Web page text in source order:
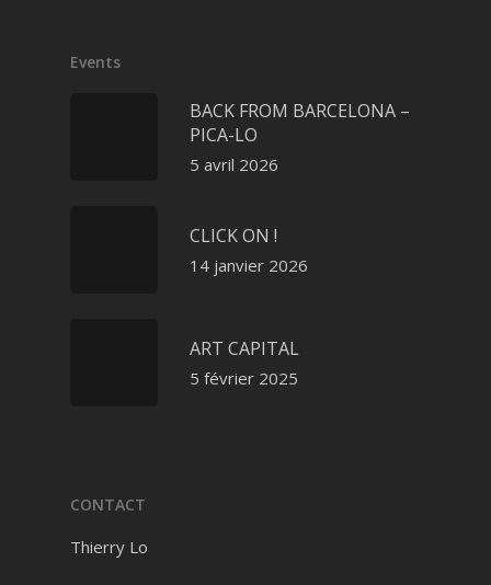
Events
BACK FROM BARCELONA –
PICA-LO
5 avril 2026
CLICK ON !
14 janvier 2026
ART CAPITAL
5 février 2025
CONTACT
Thierry Lo